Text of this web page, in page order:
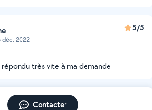
déc. 2022
5/5
très vite à ma demande
Contacter